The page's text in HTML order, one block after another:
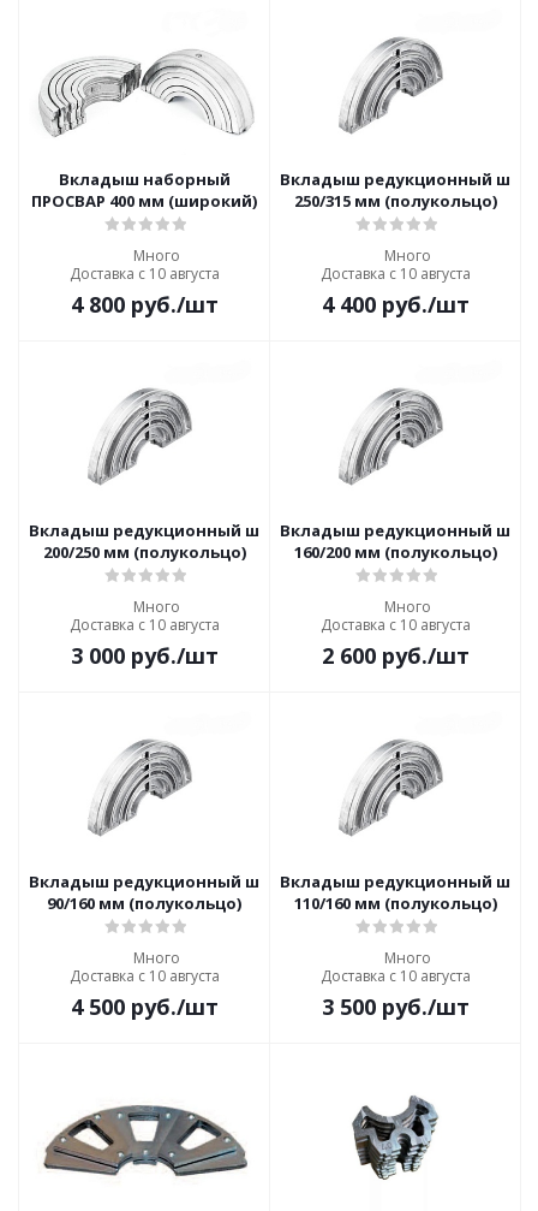
Вкладыш наборный
ПРОСВАР 400 мм (широкий)
Много
Доставка с 10 августа
4 800руб./шт
Вкладыш редукционный
250/315 мм (полукольцо)
Много
Доставка с 10 августа
4 400руб./шт
Вкладыш редукционный широкий ПРОСВАР
200/250 мм (полукольцо)
Много
Доставка с 10 августа
3 000руб./шт
Вкладыш редукционный
160/200 мм (полукольцо)
Много
Доставка с 10 августа
2 600руб./шт
Вкладыш редукционный широкий ПРОСВАР
90/160 мм (полукольцо)
Много
Доставка с 10 августа
4 500руб./шт
Вкладыш редукционный
110/160 мм (полукольцо)
Много
Доставка с 10 августа
3 500руб./шт